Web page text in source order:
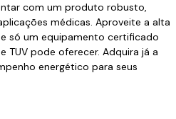
com um produto robusto,
médicas. Aproveite a alta
só um equipamento certificado
TUV pode oferecer. Adquira já a
energético para seus